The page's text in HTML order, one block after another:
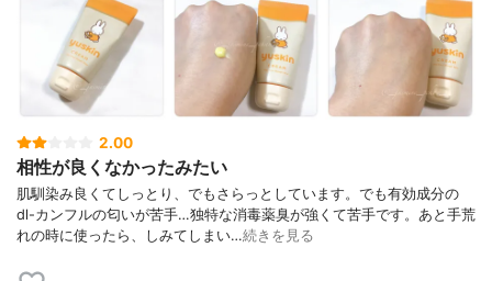
2.00
相性が良くなかったみたい
肌馴染み良くてしっとり、でもさらっとしています。でも有効成分の
dl-カンフルの匂いが苦手…独特な消毒薬臭が強くて苦手です。あと手荒
れの時に使ったら、しみてしまい…続きを見る